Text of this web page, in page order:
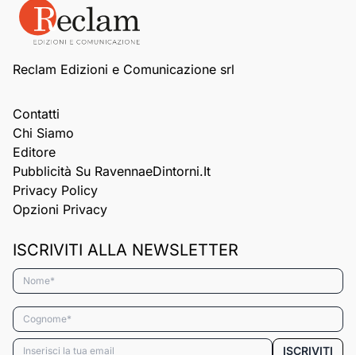
Reclam Edizioni e Comunicazione srl
Contatti
Chi Siamo
Editore
Pubblicità Su RavennaeDintorni.it
Privacy Policy
Opzioni Privacy
ISCRIVITI ALLA NEWSLETTER
Nome*
Cognome*
Email* ISCRIVITI